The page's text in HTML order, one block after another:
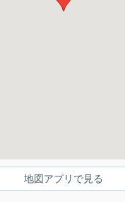
地図アプリで見る